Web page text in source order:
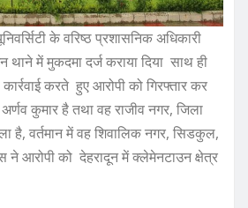
के वरिष्ठ प्रशासनिक अधिकारी
थाने में मुकदमा दर्ज कराया दिया साथ ही
करते हुए आरोपी को गिरफ्तार कर
कुमार है तथा वह राजीव नगर, जिला
है, वर्तमान में वह शिवालिक नगर, सिडकुल,
ने आरोपी को देहरादून में क्लेमेनटाउन क्षेत्र